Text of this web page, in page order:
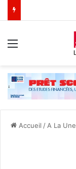
Accueil / A La Une